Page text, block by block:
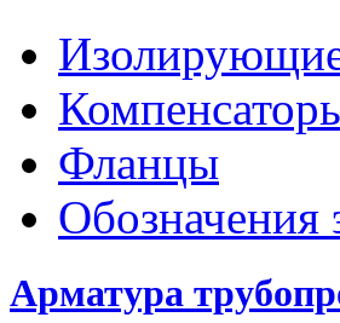
Фланцы
Обозначения
Арматура